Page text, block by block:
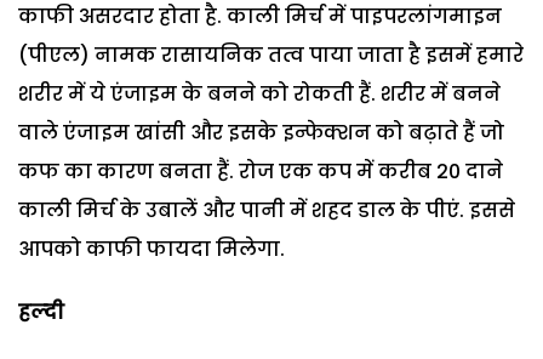
काफी असरदार होता है. काली मिर्च में पाइपरलांगमाइन
(पीएल) नामक रासायनिक तत्व पाया जाता है इसमें हमारे
शरीर में ये एंजाइम के बनने को रोकती हैं. शरीर में बनने
वाले एंजाइम खांसी और इसके इन्फेक्शन को बढ़ाते हैं जो
कफ का कारण बनता हैं. रोज एक कप में करीब 20 दाने
काली मिर्च के उबालें और पानी में शहद डाल के पीएं. इससे
आपको काफी फायदा मिलेगा.
हल्‍दी